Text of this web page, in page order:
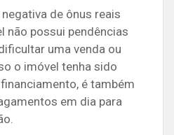
de ônus reais
não possui pendências
uma venda ou
o imóvel tenha sido
é também
em dia para